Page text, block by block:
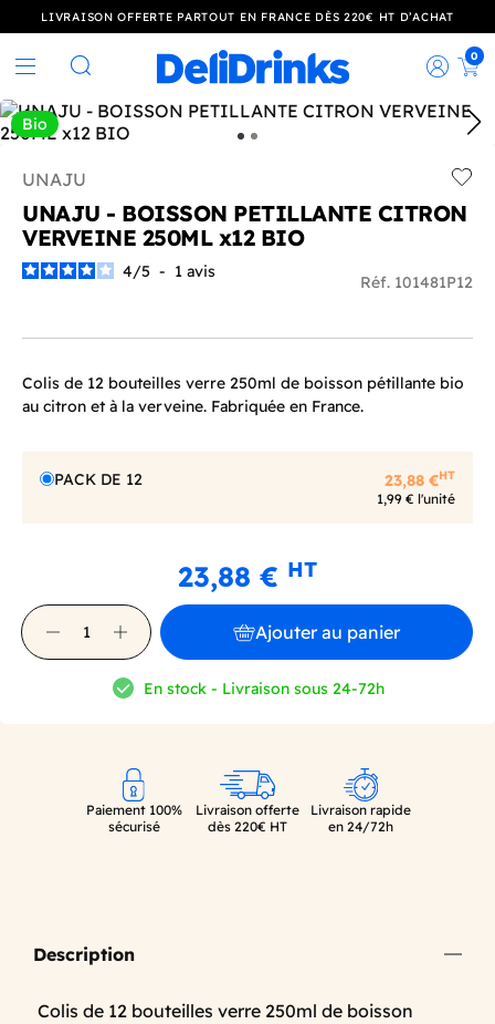
LIVRAISON OFFERTE PARTOUT EN FRANCE DÈS 220€ HT D’ACHAT
Rechercher
0
Bio
UNAJU
UNAJU - BOISSON PETILLANTE CITRON
VERVEINE 250ML x12 BIO
4/5 - 1 avis
Réf. 101481P12
Colis de 12 bouteilles verre 250ml de boisson pétillante bio
au citron et à la verveine. Fabriquée en France.
PACK DE 12 23,88 €HT
1,99 € l'unité
23,88 € HT
Ajouter au panier
En stock - Livraison sous 24-72h
Paiement 100%
sécurisé
Livraison offerte
dès 220€ HT
Livraison rapide
en 24/72h
Description
Colis de 12 bouteilles verre 250ml de boisson